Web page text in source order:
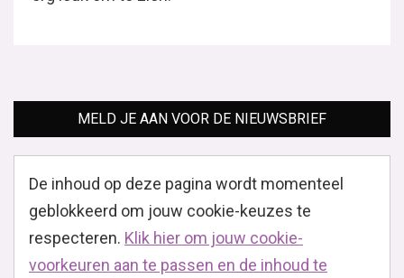
MELD JE AAN VOOR DE NIEUWSBRIEF
De inhoud op deze pagina wordt momenteel
geblokkeerd om jouw cookie-keuzes te
respecteren. Klik hier om jouw cookie-
voorkeuren aan te passen en de inhoud te